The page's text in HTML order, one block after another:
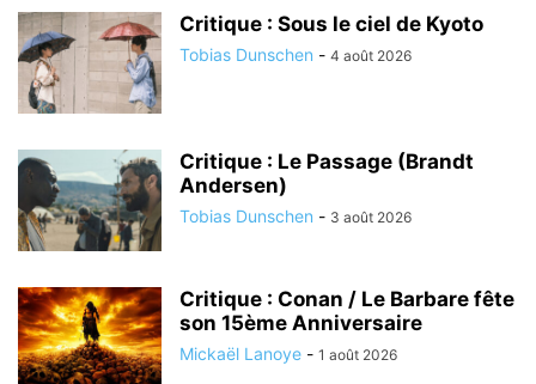
Critique : Sous le ciel de Kyoto
Tobias Dunschen - 4 août 2026
Critique : Le Passage (Brandt
Andersen)
Tobias Dunschen - 3 août 2026
Critique : Conan / Le Barbare fête
son 15ème Anniversaire
Mickaël Lanoye - 1 août 2026